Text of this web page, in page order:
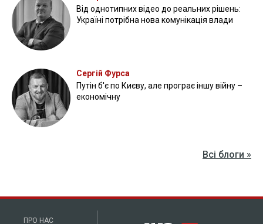
Від однотипних відео до реальних рішень:
Україні потрібна нова комунікація влади
Сергій Фурса
Путін б'є по Києву, але програє іншу війну –
економічну
Всі блоги »
ПРО НАС